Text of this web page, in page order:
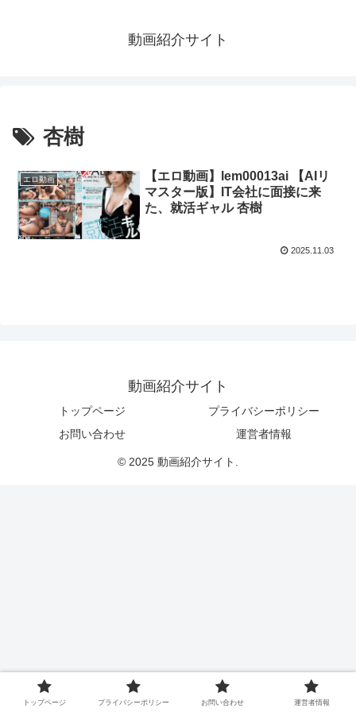
動画紹介サイト
杏樹
エロ動画
【エロ動画】lem00013ai 【AIリ
マスター版】IT会社に面接に来
た、就活ギャル 杏樹
2025.11.03
動画紹介サイト
トップページ
プライバシーポリシー
お問い合わせ
運営者情報
© 2025 動画紹介サイト.
トップページ プライバシーポリシー お問い合わせ 運営者情報